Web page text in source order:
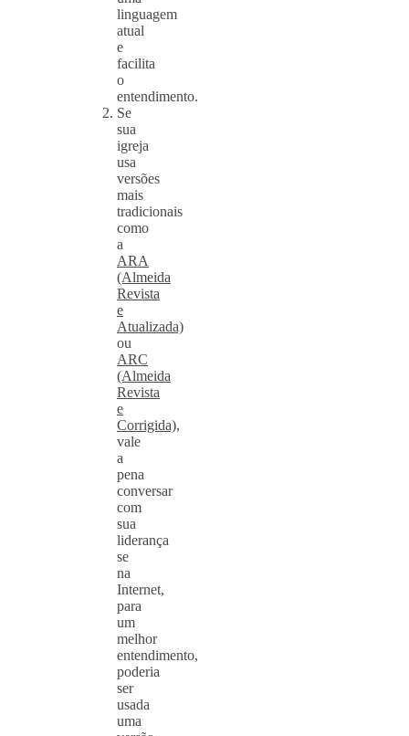
linguagem
atual
e
facilita
o
entendimento.
Se
sua
igreja
usa
versões
mais
tradicionais
como
a
ARA
(Almeida
Revista
e
Atualizada)
ou
ARC
(Almeida
Revista
e
Corrigida),
vale
a
pena
conversar
com
sua
liderança
se
na
Internet,
para
um
melhor
entendimento,
poderia
ser
usada
uma